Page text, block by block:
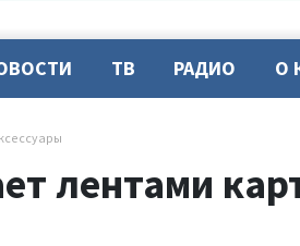
ТВ РАДИО О
лентами